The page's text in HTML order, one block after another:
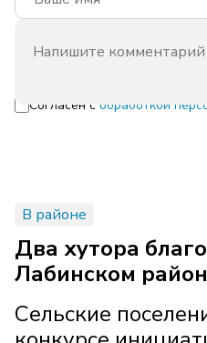
Согласен с обработкой
В районе
Два хутора
Лабинском
Сельские